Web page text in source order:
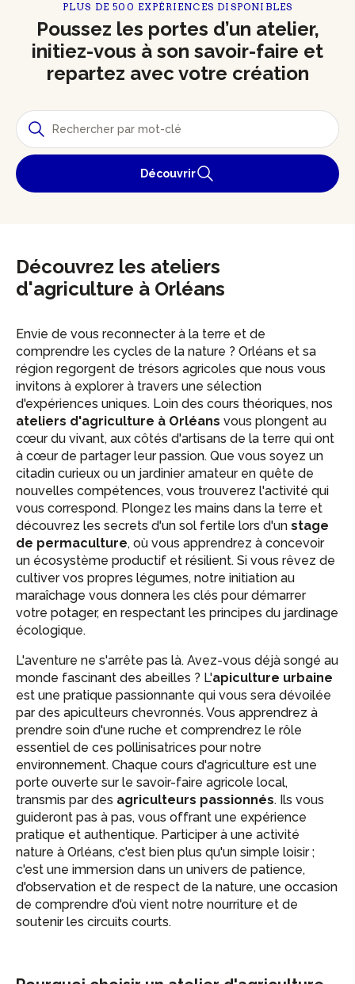
PLUS DE 500 EXPÉRIENCES DISPONIBLES
Poussez les portes d’un atelier,
initiez-vous à son savoir-faire et
repartez avec votre création
Découvrir
Découvrez les ateliers
d'agriculture à Orléans
Envie de vous reconnecter à la terre et de
comprendre les cycles de la nature ? Orléans et sa
région regorgent de trésors agricoles que nous vous
invitons à explorer à travers une sélection
d'expériences uniques. Loin des cours théoriques, nos
ateliers d'agriculture à Orléans vous plongent au
cœur du vivant, aux côtés d'artisans de la terre qui ont
à cœur de partager leur passion. Que vous soyez un
citadin curieux ou un jardinier amateur en quête de
nouvelles compétences, vous trouverez l'activité qui
vous correspond. Plongez les mains dans la terre et
découvrez les secrets d'un sol fertile lors d'un stage
de permaculture, où vous apprendrez à concevoir
un écosystème productif et résilient. Si vous rêvez de
cultiver vos propres légumes, notre initiation au
maraîchage vous donnera les clés pour démarrer
votre potager, en respectant les principes du jardinage
écologique.
L'aventure ne s'arrête pas là. Avez-vous déjà songé au
monde fascinant des abeilles ? L'apiculture urbaine
est une pratique passionnante qui vous sera dévoilée
par des apiculteurs chevronnés. Vous apprendrez à
prendre soin d'une ruche et comprendrez le rôle
essentiel de ces pollinisatrices pour notre
environnement. Chaque cours d'agriculture est une
porte ouverte sur le savoir-faire agricole local,
transmis par des agriculteurs passionnés. Ils vous
guideront pas à pas, vous offrant une expérience
pratique et authentique. Participer à une activité
nature à Orléans, c'est bien plus qu'un simple loisir ;
c'est une immersion dans un univers de patience,
d'observation et de respect de la nature, une occasion
de comprendre d'où vient notre nourriture et de
soutenir les circuits courts.